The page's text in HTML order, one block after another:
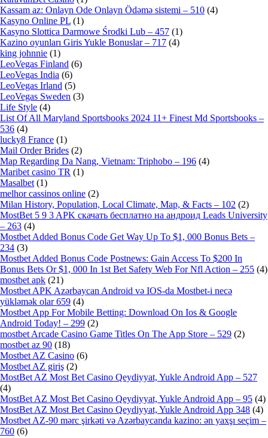
Kassam az: Onlayn Ode Onlayn Ödəmə sistemi – 510 (4)
Kasyno Online PL (1)
Kasyno Slottica Darmowe Środki Lub – 457 (1)
Kazino oyunları Giris Yukle Bonuslar – 717 (4)
king johnnie (1)
LeoVegas Finland (6)
LeoVegas India (6)
LeoVegas Irland (5)
LeoVegas Sweden (3)
Life Style (4)
List Of All Maryland Sportsbooks 2024 11+ Finest Md Sportsbooks –
536 (4)
lucky8 France (1)
Mail Order Brides (2)
Map Regarding Da Nang, Vietnam: Triphobo – 196 (4)
Maribet casino TR (1)
Masalbet (1)
melhor cassinos online (2)
Milan History, Population, Local Climate, Map, & Facts – 102 (2)
MostBet 5 9 3 APK скачать бесплатно на андроид Leads University
– 263 (4)
Mostbet Added Bonus Code Get Way Up To $1, 000 Bonus Bets –
234 (3)
Mostbet Added Bonus Code Postnews: Gain Access To $200 In
Bonus Bets Or $1, 000 In 1st Bet Safety Web For Nfl Action – 255 (4)
mostbet apk (21)
Mostbet APK Azərbaycan Android və IOS-da Mostbet-i necə
yükləmək olar 659 (4)
Mostbet App For Mobile Betting: Download On Ios & Google
Android Today! – 299 (2)
‎mostbet Arcade Casino Game Titles On The App Store – 529 (2)
mostbet az 90 (18)
Mostbet AZ Casino (6)
Mostbet AZ giriş (2)
MostBet AZ Most Bet Casino Qeydiyyat, Yukle Android App – 527
(4)
MostBet AZ Most Bet Casino Qeydiyyat, Yukle Android App – 95 (4)
MostBet AZ Most Bet Casino Qeydiyyat, Yukle Android App 348 (4)
Mostbet AZ-90 mərc şirkəti və Azərbaycanda kazino: ən yaxşı seçim –
760 (6)